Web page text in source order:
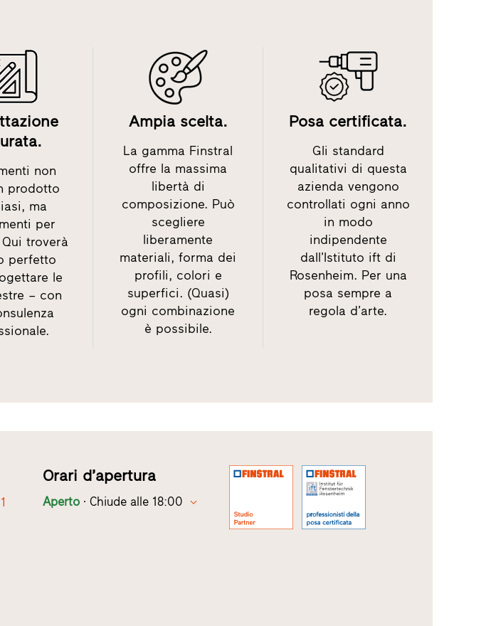
non
prodotto
ma
per
troverà
perfetto
le
– con
Ampia scelta.
La gamma Finstral
offre la massima
libertà di
composizione. Può
scegliere
liberamente
materiali, forma dei
profili, colori e
superfici. (Quasi)
ogni combinazione
è possibile.
Posa certificata.
Gli standard
qualitativi di questa
azienda vengono
controllati ogni anno
in modo
indipendente
dall’Istituto ift di
Rosenheim. Per una
posa sempre a
regola d’arte.
Orari d’apertura
Aperto Chiude alle 18:00